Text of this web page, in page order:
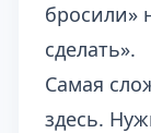
бросили»
сделать».
Самая
здесь.